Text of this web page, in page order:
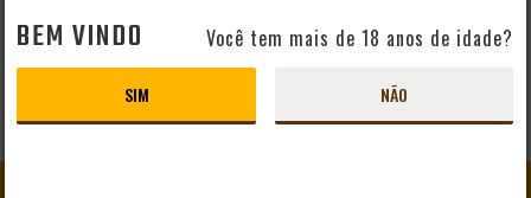
BEM VINDO Você tem mais de 18 anos de idade?
SIM NÃO